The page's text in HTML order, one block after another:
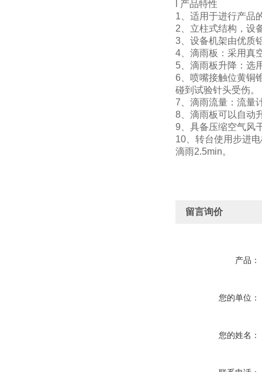
l 产品特性
1、适用于进行产品
2、立柱式结构，设
3、设备机架由优质
4、滴雨板：采用真
5、滴雨板升降：选
6、喷嘴接触位黄铜
碰到试验针头受伤。
7、滴雨流量：流量
8、滴雨板可以自动
9、具备压缩空气风
10、转台使用步进
滴雨2.5min。
留言询价
产品：
您的单位：
您的姓名：